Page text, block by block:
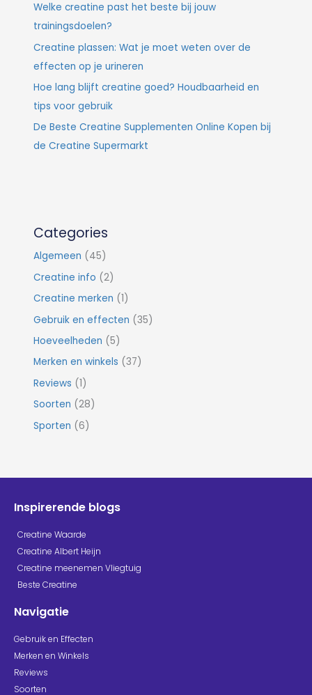
Welke creatine past het beste bij jouw
trainingsdoelen?
Creatine plassen: Wat je moet weten over de
effecten op je urineren
Hoe lang blijft creatine goed? Houdbaarheid en
tips voor gebruik
De Beste Creatine Supplementen Online Kopen bij
de Creatine Supermarkt
Categories
Algemeen (45)
Creatine info (2)
Creatine merken (1)
Gebruik en effecten (35)
Hoeveelheden (5)
Merken en winkels (37)
Reviews (1)
Soorten (28)
Sporten (6)
Inspirerende blogs
Creatine Waarde
Creatine Albert Heijn
Creatine meenemen Vliegtuig
Beste Creatine
Navigatie
Gebruik en Effecten
Merken en Winkels
Reviews
Soorten